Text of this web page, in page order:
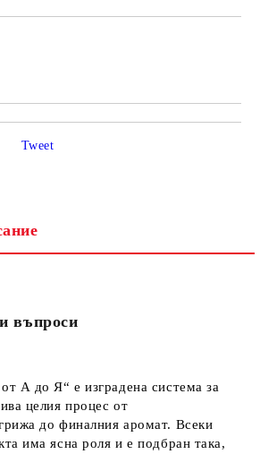
Tweet
въпроси
А до Я“ е изградена система за
целия процес от
до финалния аромат. Всеки
има ясна роля и е подбран така,